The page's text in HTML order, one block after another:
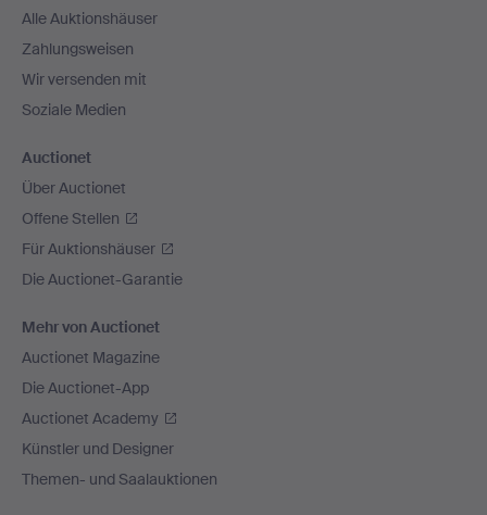
Alle Auktionshäuser
Zahlungsweisen
Wir versenden mit
Soziale Medien
Auctionet
Über Auctionet
Offene Stellen
Für Auktionshäuser
Die Auctionet-Garantie
Mehr von Auctionet
Auctionet Magazine
Die Auctionet-App
Auctionet Academy
Künstler und Designer
Themen- und Saalauktionen